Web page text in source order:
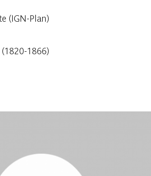
(IGN-Plan)
1866)